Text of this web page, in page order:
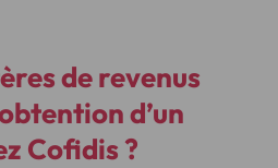
de revenus
d’un
Cofidis ?